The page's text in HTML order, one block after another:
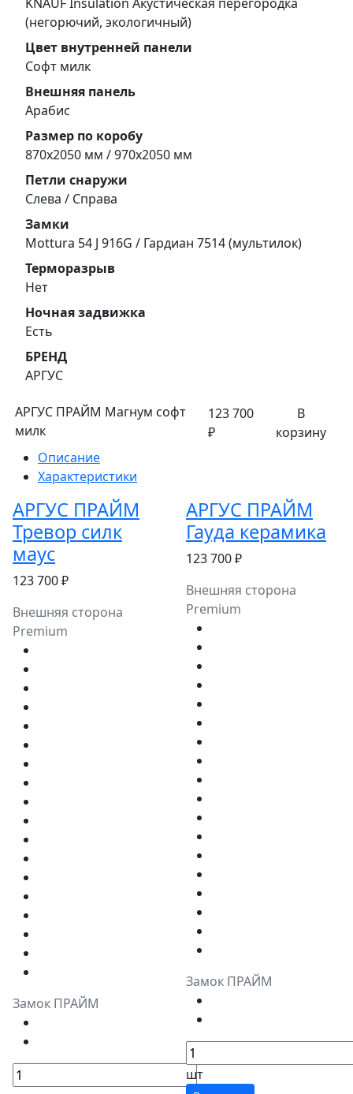
(негорючий, экологичный)
Цвет внутренней панели
Софт милк
Внешняя панель
Арабис
Размер по коробу
870х2050 мм / 970х2050 мм
Петли снаружи
Слева / Справа
Замки
Mottura 54 J 916G / Гардиан 7514 (мультилок)
Терморазрыв
Нет
Ночная задвижка
Есть
БРЕНД
АРГУС
АРГУС ПРАЙМ Магнум софт
милк
123 700
₽
В
корзину
Описание
Характеристики
АРГУС ПРАЙМ
Тревор силк
маус
123 700 ₽
Внешняя сторона
Premium
Замок ПРАЙМ
АРГУС ПРАЙМ
Гауда керамика
123 700 ₽
Внешняя сторона
Premium
Замок ПРАЙМ
шт